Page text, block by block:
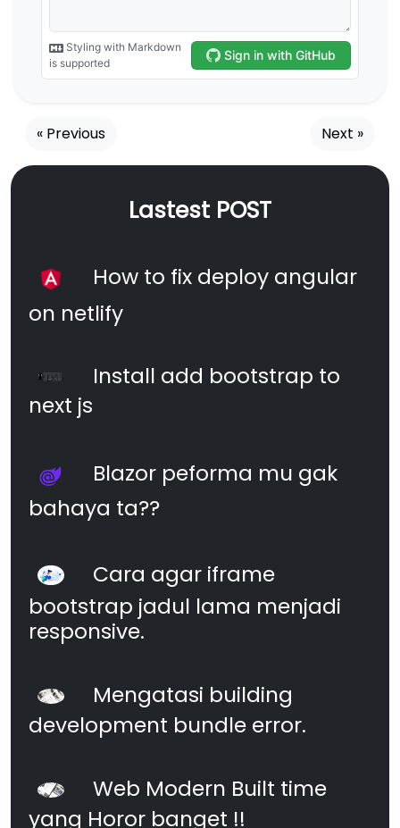
« Previous Next »
Lastest POST
How to fix deploy angular
on netlify
Install add bootstrap to
next js
Blazor peforma mu gak
bahaya ta??
Cara agar iframe
bootstrap jadul lama menjadi
responsive.
Mengatasi building
development bundle error.
Web Modern Built time
yang Horor banget !!